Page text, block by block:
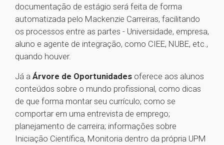
documentação de estágio será feita de forma
automatizada pelo Mackenzie Carreiras, facilitando
os processos entre as partes - Universidade, empresa,
aluno e agente de integração, como CIEE, NUBE, etc.,
quando houver.
Já a Árvore de Oportunidades oferece aos alunos
conteúdos sobre o mundo profissional, como dicas
de que forma montar seu currículo; como se
comportar em uma entrevista de emprego;
planejamento de carreira; informações sobre
Iniciação Científica, Monitoria dentro da própria UPM